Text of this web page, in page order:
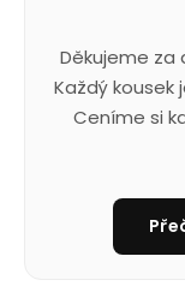
Děkujeme za
Každý kousek
Ceníme si